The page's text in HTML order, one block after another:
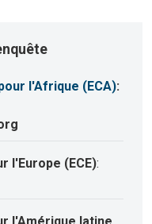
l'Afrique (ECA):
l'Europe (ECE):